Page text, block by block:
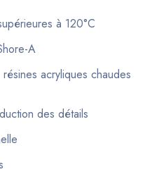
à 120°C
A
acryliques chaudes
des détails